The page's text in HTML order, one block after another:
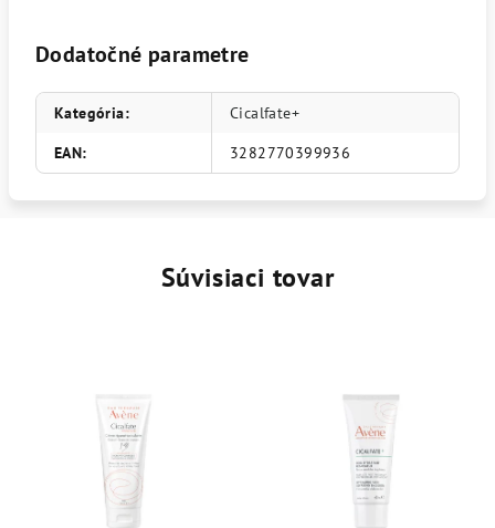
Dodatočné parametre
Kategória:
Cicalfate+
EAN: 3282770399936
Súvisiaci tovar